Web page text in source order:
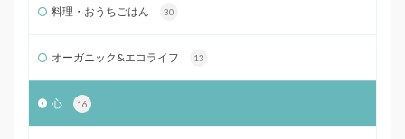
料理・おうちごはん 30
オーガニック&エコライフ 13
心 16